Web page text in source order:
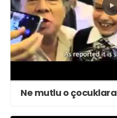
Ne mutlu o çocuklara